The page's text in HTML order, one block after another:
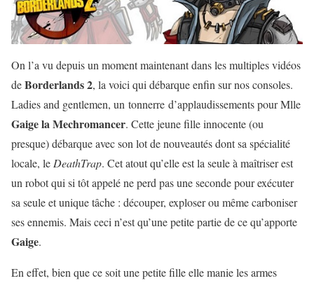
On l’a vu depuis un moment maintenant dans les multiples vidéos
deBorderlands 2, la voici qui débarque enfin sur nos consoles.
Ladies and gentlemen, un tonnerre d’applaudissements pour Mlle
Gaige la Mechromancer. Cette jeune fille innocente (ou
presque) débarque avec son lot de nouveautés dont sa spécialité
locale, le DeathTrap. Cet atout qu’elle est la seule à maîtriser est
un robot qui si tôt appelé ne perd pas une seconde pour exécuter
sa seule et unique tâche : découper, exploser ou même carboniser
ses ennemis. Mais ceci n’est qu’une petite partie de ce qu’apporte
Gaige.
En effet, bien que ce soit une petite fille elle manie les armes